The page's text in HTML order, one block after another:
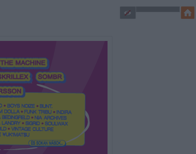
SÜTI BEÁLLÍTÁSOK MÓDOSÍTÁSA